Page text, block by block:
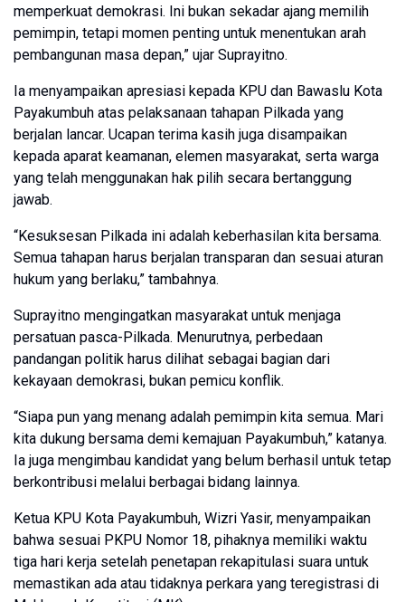
memperkuat demokrasi. Ini bukan sekadar ajang memilih
pemimpin, tetapi momen penting untuk menentukan arah
pembangunan masa depan,” ujar Suprayitno.
Ia menyampaikan apresiasi kepada KPU dan Bawaslu Kota
Payakumbuh atas pelaksanaan tahapan Pilkada yang
berjalan lancar. Ucapan terima kasih juga disampaikan
kepada aparat keamanan, elemen masyarakat, serta warga
yang telah menggunakan hak pilih secara bertanggung
jawab.
“Kesuksesan Pilkada ini adalah keberhasilan kita bersama.
Semua tahapan harus berjalan transparan dan sesuai aturan
hukum yang berlaku,” tambahnya.
Suprayitno mengingatkan masyarakat untuk menjaga
persatuan pasca-Pilkada. Menurutnya, perbedaan
pandangan politik harus dilihat sebagai bagian dari
kekayaan demokrasi, bukan pemicu konflik.
“Siapa pun yang menang adalah pemimpin kita semua. Mari
kita dukung bersama demi kemajuan Payakumbuh,” katanya.
Ia juga mengimbau kandidat yang belum berhasil untuk tetap
berkontribusi melalui berbagai bidang lainnya.
Ketua KPU Kota Payakumbuh, Wizri Yasir, menyampaikan
bahwa sesuai PKPU Nomor 18, pihaknya memiliki waktu
tiga hari kerja setelah penetapan rekapitulasi suara untuk
memastikan ada atau tidaknya perkara yang teregistrasi di